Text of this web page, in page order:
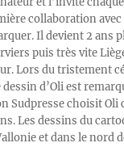
collaboration
Il devient 2 ans
puis très vite
Lors du tristement
d’Oli est
Sudpresse choisit
Les dessins du
et dans le nord